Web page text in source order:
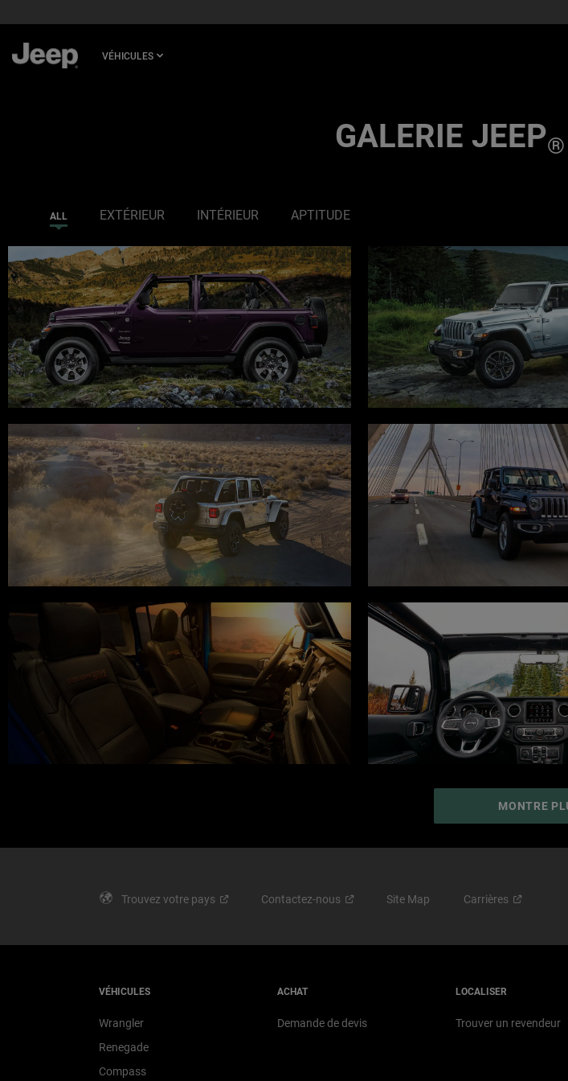
MAIN
VÉHICULES
GALERIE JEEP®
ALL EXTÉRIEUR INTÉRIEUR APTITUDE
MONTRE
Trouvez votre pays Contactez-nous Site Map Carrières
VÉHICULES
Wrangler
Renegade
Compass
ACHAT
Demande de devis
LOCALISER
Trouver un revendeur